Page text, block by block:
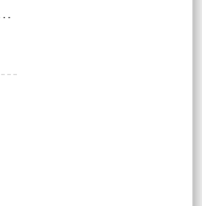
全解析，如何快速定位BO(0)